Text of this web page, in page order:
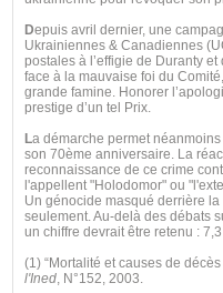
Depuis avril dernier, une
Ukrainiennes & Canadiennes
postales à l’effigie de Duranty
face à la mauvaise foi du
grande famine. Honorer
prestige d’un tel Prix.
La démarche permet
son 70ème anniversaire. La
reconnaissance de ce crime
l'appellent "Holodomor" ou
Un génocide masqué derrière
seulement. Au-delà des débats
un chiffre devrait être retenu :
(1) “Mortalité et causes de
l'Ined, N°152, 2003.